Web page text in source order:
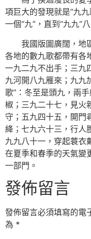
項巨大的發現就是“九
一個“九”，直到“九九”
我國版圖廣闊，地
各地的數九歌都帶有各
一九二九不出手；三九
九河開八九雁來；九九
歌”：冬至是頭九，兩
椒；三九二十七，見火
守；五九四十五，開門
絳；七九六十三，行人
九九八十一，穿起蓑衣
在夏季和春季的天氣變
一部門。
發佈留言
發佈留言必須填寫的電
為 *